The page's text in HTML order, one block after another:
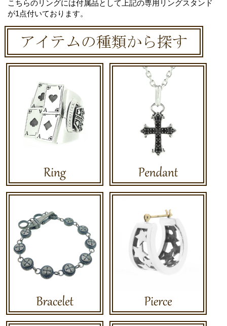
こちらのリングには付属品として上記の専用リングスタンド
が1点付いております。